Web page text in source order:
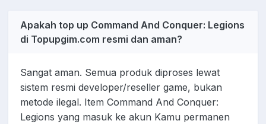
Apakah top up Command And Conquer: Legions
di Topupgim.com resmi dan aman?
Sangat aman. Semua produk diproses lewat
sistem resmi developer/reseller game, bukan
metode ilegal. Item Command And Conquer:
Legions yang masuk ke akun Kamu permanen